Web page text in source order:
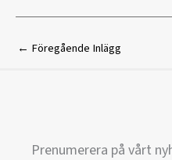
← Föregående Inlägg
Prenumerera på vårt